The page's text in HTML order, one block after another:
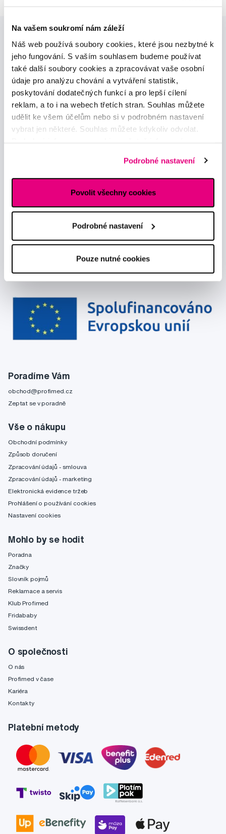
Na vašem soukromí nám záleží
Náš web používá soubory cookies, které jsou nezbytné k
jeho fungování. S vaším souhlasem budeme používat
také další soubory cookies a zpracovávat vaše osobní
údaje pro analýzu chování a vytváření statistik,
poskytování dodatečných funkcí a pro lepší cílení
reklam, a to i na webech třetích stran. Souhlas můžete
udělit ke všem účelům nebo si v podrobném nastavení
vybrat jen některé. Souhlas můžete kdykoliv odvolat.
Podrobné nastavení
Povolit všechny cookies
Podrobné nastavení
Pouze nutné cookies
Poradíme Vám
obchod@profimed.cz
Zeptat se v poradně
Vše o nákupu
Obchodní podmínky
Způsob doručení
Zpracování údajů - smlouva
Zpracování údajů - marketing
Elektronická evidence tržeb
Prohlášení o používání cookies
Nastavení cookies
Mohlo by se hodit
Poradna
Značky
Slovník pojmů
Reklamace a servis
Klub Profimed
Fridababy
Swissdent
O společnosti
O nás
Profimed v čase
Kariéra
Kontakty
Platební metody
Novinky a nabídky
Odebírat
Chci dostávat informace o novinkách a akčních nabídkách
zpracováním osobních údajůpro tyto účely.